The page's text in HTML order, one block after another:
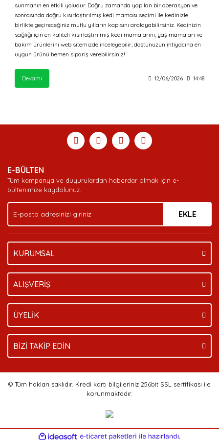
sunmanın en etkili yoludur. Doğru zamanda yapılan bir operasyon ve
sonrasında doğru kısırlaştırılmış kedi maması seçimi ile kedinizle
birlikte geçireceğiniz mutlu yılların kapısını aralayabilirsiniz. Kedinizin
sağlığı için en kaliteli kısırlaştırılmış kedi mamalarını, yaş mamaları ve
bakım ürünlerini web sitemizde inceleyebilir, dostunuzun ihtiyacına en
uygun ürünü hemen sipariş verebilirsiniz!
Devamı 12/06/2026 14:48
E-BÜLTEN
Tüm kampanya ve duyurulardan haberdar olmak için e-
bültenimize kaydolunuz.
EKLE
KURUMSAL
ALIŞVERİŞ
ÜYELİK
BİZİ TAKİP EDİN
© Tüm hakları saklıdır. Kredi kartı bilgileriniz 256bit SSL sertifikası ile
korunmaktadır.
ideasoft e-